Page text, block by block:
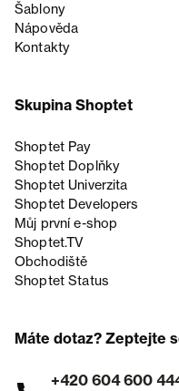
Šablony
Nápověda
Kontakty
Skupina Shoptet
Shoptet Pay
Shoptet Doplňky
Shoptet Univerzita
Shoptet Developers
Můj první e-shop
Shoptet.TV
Obchodiště
Shoptet Status
Máte dotaz? Zeptejte
+420 604 600